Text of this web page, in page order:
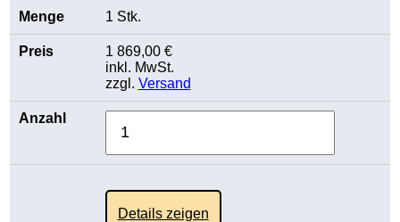
1 Stk.
1 869,00 €
inkl. MwSt.
zzgl. Versand
Details zeigen